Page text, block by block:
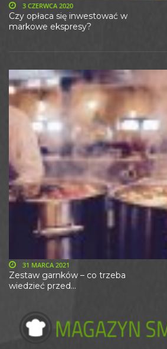
Czy opłaca się inwestować w
markowe ekspresy?
3 CZERWCA 2020
Zestaw garnków – co trzeba
wiedzieć przed...
31 MARCA 2021